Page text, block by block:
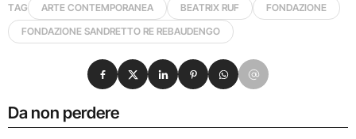
TAG ARTE CONTEMPORANEA BEATRIX RUF
FONDAZIONE
FONDAZIONE SANDRETTO RE REBAUDENGO
Da non perdere
Condividi su Facebook
Condividi su X
Condividi su LinkedIn
Condividi su Pinterest
Condividi su WhatsApp
Condividi su Email